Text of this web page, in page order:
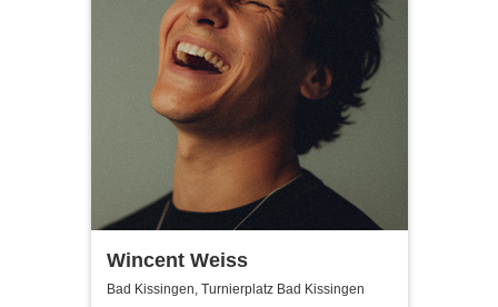
Wincent Weiss
Bad Kissingen, Turnierplatz Bad Kissingen